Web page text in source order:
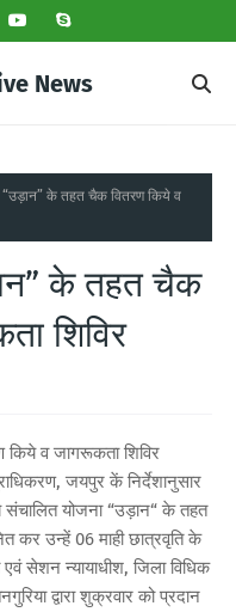
News
“उड़ान” के तहत चैक वितरण किये व
के तहत चैक
शिविर
किये व जागरूकता शिविर
जयपुर कें निर्देशानुसार
योजना “उड़ान“ के तहत
कर उन्हें 06 माही छात्रवृति के
सेशन न्यायाधीश, जिला विधिक
द्वारा शुक्रवार को प्रदान